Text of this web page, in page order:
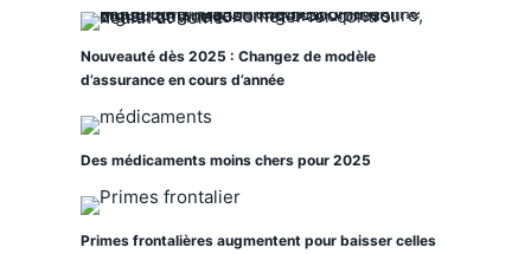
Nouveauté dès 2025 : Changez de modèle
d’assurance en cours d’année
Des médicaments moins chers pour 2025
Primes frontalières augmentent pour baisser celles